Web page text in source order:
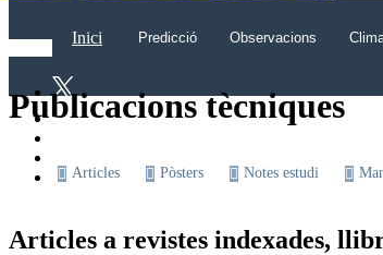
Inici Predicció Observacions
Publicacions tècniques
Articles Pòsters Notes estudi
Articles a revistes indexades,